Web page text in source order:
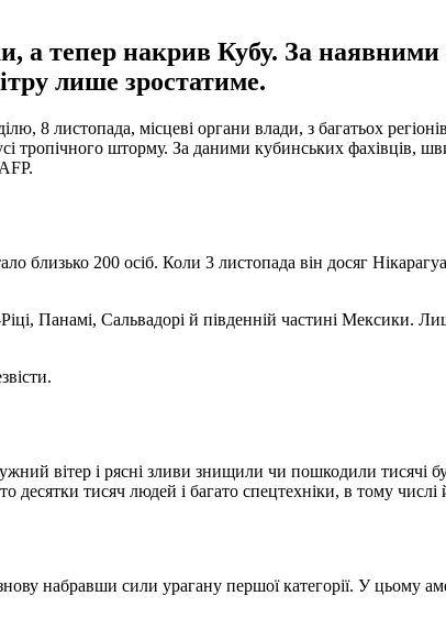
а тепер накрив Кубу. За
лише зростатиме.
8 листопада, місцеві органи влади, з багатьох
тропічного шторму. За даними кубинських фахівців,
200 осіб. Коли 3 листопада він досяг
Панамі, Сальвадорі й південній частині Мексики.
вітер і рясні зливи знищили чи пошкодили тисячі
тисяч людей і багато спецтехніки, в тому числі
набравши сили урагану першої категорії. У цьому